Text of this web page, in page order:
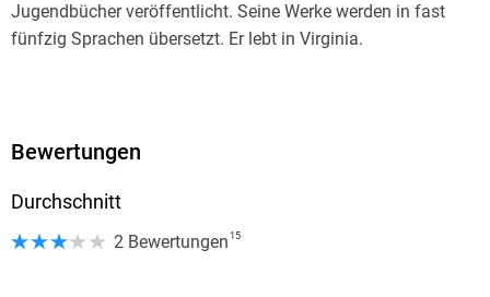
Jugendbücher veröffentlicht. Seine Werke werden in fast
fünfzig Sprachen übersetzt. Er lebt in Virginia.
Bewertungen
Durchschnitt
2 Bewertungen 15